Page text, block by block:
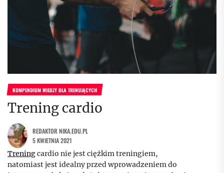
KOMPENDIUM WIEDZY DLA TRENUJĄCYCH
Trening cardio
REDAKTOR NIKA.EDU.PL
5 KWIETNIA 2021
Treningcardio nie jest ciężkim treningiem,
natomiast jest idealny przed wprowadzeniem do